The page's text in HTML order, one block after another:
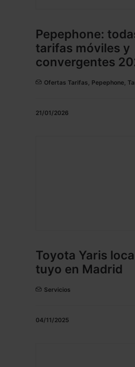
Pepephone:
tarifas móviles y
convergentes
Ofertas Tarifas, Pepephone,
21/01/2026
Toyota Yaris
tuyo en Madrid
Servicios
04/11/2025